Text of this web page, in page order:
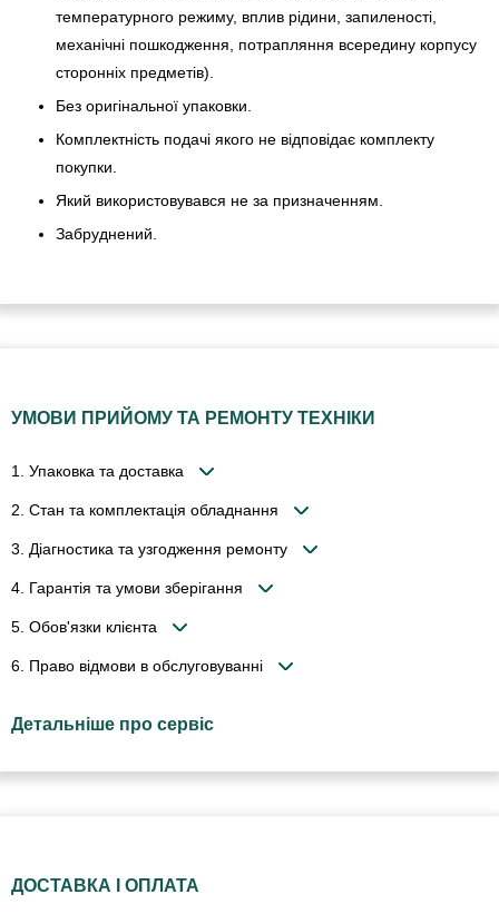
температурного режиму, вплив рідини, запиленості,
механічні пошкодження, потрапляння всередину корпусу
сторонніх предметів).
Без оригінальної упаковки.
Комплектність подачі якого не відповідає комплекту
покупки.
Який використовувався не за призначенням.
Забруднений.
УМОВИ ПРИЙОМУ ТА РЕМОНТУ ТЕХНІКИ
1. Упаковка та доставка
2. Стан та комплектація обладнання
3. Діагностика та узгодження ремонту
4. Гарантія та умови зберігання
5. Обов'язки клієнта
6. Право відмови в обслуговуванні
Детальніше про сервіс
ДОСТАВКА І ОПЛАТА